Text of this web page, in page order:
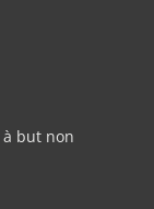
à but non